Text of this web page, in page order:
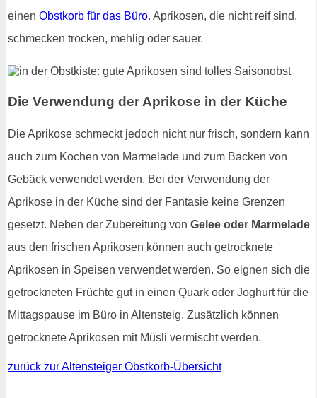
einen Obstkorb für das Büro. Aprikosen, die nicht reif sind,
schmecken trocken, mehlig oder sauer.
Die Verwendung der Aprikose in der Küche
Die Aprikose schmeckt jedoch nicht nur frisch, sondern kann
auch zum Kochen von Marmelade und zum Backen von
Gebäck verwendet werden. Bei der Verwendung der
Aprikose in der Küche sind der Fantasie keine Grenzen
gesetzt. Neben der Zubereitung von Gelee oder Marmelade
aus den frischen Aprikosen können auch getrocknete
Aprikosen in Speisen verwendet werden. So eignen sich die
getrockneten Früchte gut in einen Quark oder Joghurt für die
Mittagspause im Büro in Altensteig. Zusätzlich können
getrocknete Aprikosen mit Müsli vermischt werden.
zurück zur Altensteiger Obstkorb-Übersicht